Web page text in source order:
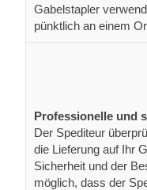
Gabelstapler
pünktlich an einem
Professionelle und
Der Spediteur
die Lieferung auf Ihr
Sicherheit und der
möglich, dass der